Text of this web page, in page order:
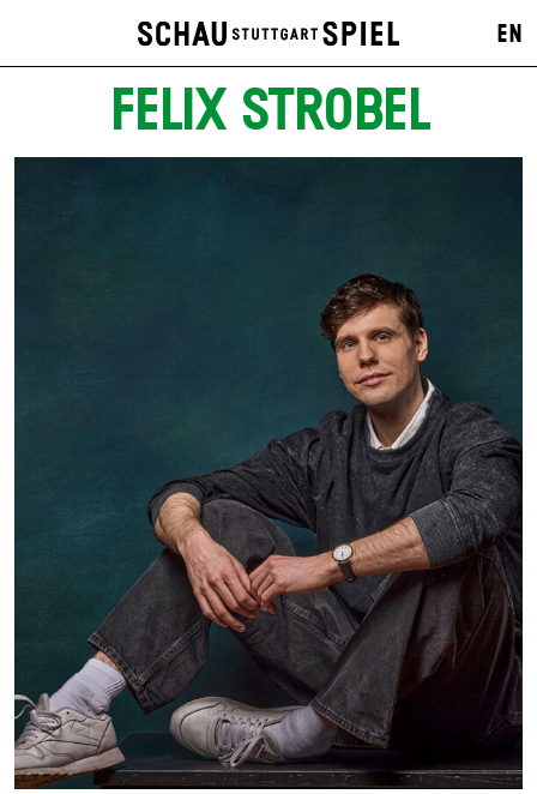
EN
FELIX STROBEL